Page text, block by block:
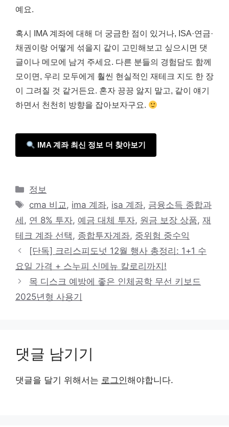
예요.
혹시 IMA 계좌에 대해 더 궁금한 점이 있거나, ISA·연금·
채권이랑 어떻게 섞을지 같이 고민해보고 싶으시면 댓
글이나 메모에 남겨 주세요. 다른 분들의 경험담도 함께
모이면, 우리 모두에게 훨씬 현실적인 재테크 지도 한 장
이 그려질 것 같거든요. 혼자 끙끙 앓지 말고, 같이 얘기
하면서 천천히 방향을 잡아보자구요.
IMA 계좌 최신 정보 더 찾아보기
카
테
리
정보
태
그
cma 비교, ima 계좌, isa 계좌, 금융소득 종합과
세 , 연 8% 투자, 예금 대체 투자, 원금 보장 상품, 재
테크 계좌 선택, 종합투자계좌, 중위험 중수익
[단독] 크리스피도넛 12월 행사 총정리: 1+1 수
요일 가격 + 스누피 신메뉴 칼로리까지!
목 디스크 예방에 좋은 인체공학 무선 키보드
2025년형 사용기
댓글 남기기
댓글을 달기 위해서는 로그인해야합니다.